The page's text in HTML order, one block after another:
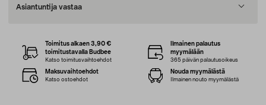
Asiantuntija vastaa
Toimitus alkaen 3,90 €
toimitustavalla Budbee
Katso toimitusvaihtoehdot
Ilmainen palautus
myymälään
365 päivän palautusoikeus
Maksuvaihtoehdot
Katso ostoehdot
Nouda myymälästä
Ilmainen nouto myymälästä